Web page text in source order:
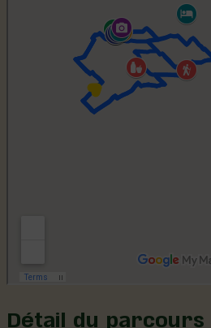
Détail du parcours